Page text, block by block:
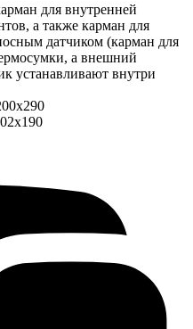
для внутренней
а также карман для
датчиком (карман для
а внешний
устанавливают внутри